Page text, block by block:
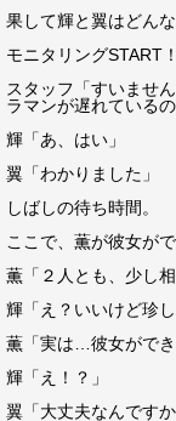
果して輝と翼はどん
モニタリングSTART！
スタッフ「すいませ
ラマンが遅れている
輝「あ、はい」
翼「わかりました」
しばしの待ち時間。
ここで、薫が彼女が
薫「２人とも、少し
輝「え？いいけど珍し
薫「実は…彼女ができ
輝「え！？」
翼「大丈夫なんですか